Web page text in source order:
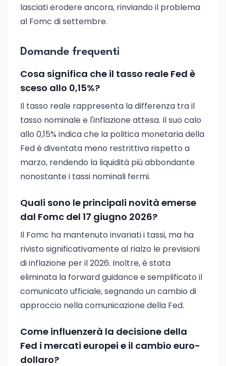
lasciati erodere ancora, rinviando il problema
al Fomc di settembre.
Domande frequenti
Cosa significa che il tasso reale Fed è
sceso allo 0,15%?
Il tasso reale rappresenta la differenza tra il
tasso nominale e l'inflazione attesa. Il suo calo
allo 0,15% indica che la politica monetaria della
Fed è diventata meno restrittiva rispetto a
marzo, rendendo la liquidità più abbondante
nonostante i tassi nominali fermi.
Quali sono le principali novità emerse
dal Fomc del 17 giugno 2026?
Il Fomc ha mantenuto invariati i tassi, ma ha
rivisto significativamente al rialzo le previsioni
di inflazione per il 2026. Inoltre, è stata
eliminata la forward guidance e semplificato il
comunicato ufficiale, segnando un cambio di
approccio nella comunicazione della Fed.
Come influenzerà la decisione della
Fed i mercati europei e il cambio euro-
dollaro?